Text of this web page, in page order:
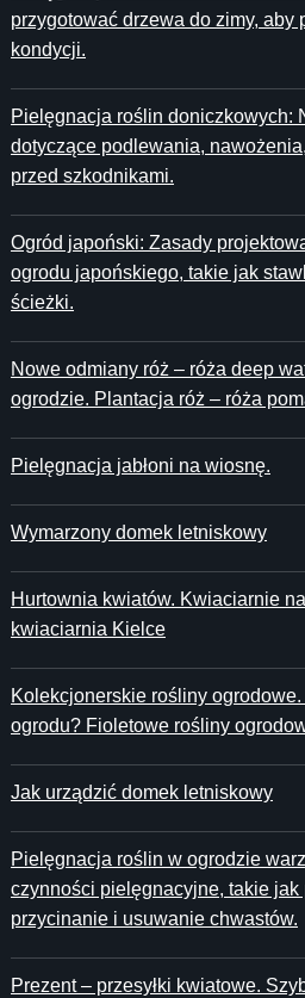
przygotować drzewa do zimy, aby
kondycji.
Pielęgnacja roślin doniczkowych:
dotyczące podlewania,
przed szkodnikami.
Ogród japoński: Zasady
ogrodu japońskiego, takie jak
ścieżki.
Nowe odmiany róż – róża deep
ogrodzie. Plantacja róż – róża
Pielęgnacja jabłoni na wiosnę.
Wymarzony domek letniskowy
Hurtownia kwiatów. Kwiaciarnie
kwiaciarnia Kielce
Kolekcjonerskie rośliny
ogrodu? Fioletowe rośliny
Jak urządzić domek letniskowy
Pielęgnacja roślin w ogrodzie
czynności pielęgnacyjne, takie
przycinanie i usuwanie chwastów.
Prezent – przesyłki kwiatowe.